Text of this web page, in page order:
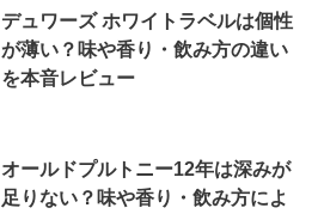
デュワーズ ホワイトラベルは個性
が薄い？味や香り・飲み方の違い
を本音レビュー
オールドプルトニー12年は深みが
足りない？味や香り・飲み方によ